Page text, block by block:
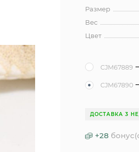
Размер
Вес
Цвет
CJM67889
CJM67890
ДОСТАВКА 3
+28